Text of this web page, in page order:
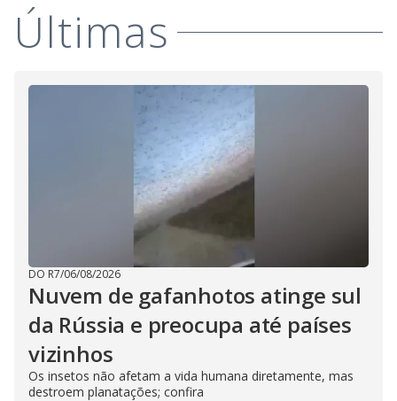
e
o
Últimas
DO R7/06/08/2026
Nuvem de gafanhotos atinge sul
da Rússia e preocupa até países
vizinhos
Os insetos não afetam a vida humana diretamente, mas
destroem planatações; confira